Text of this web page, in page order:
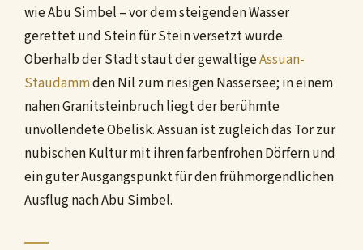
wie Abu Simbel – vor dem steigenden Wasser
gerettet und Stein für Stein versetzt wurde.
Oberhalb der Stadt staut der gewaltigeAssuan-
Staudammden Nil zum riesigen Nassersee; in einem
nahen Granitsteinbruch liegt der berühmte
unvollendete Obelisk. Assuan ist zugleich das Tor zur
nubischen Kultur mit ihren farbenfrohen Dörfern und
ein guter Ausgangspunkt für den frühmorgendlichen
Ausflug nach Abu Simbel.